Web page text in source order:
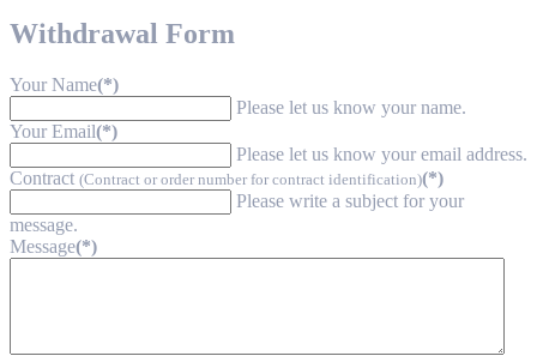
Withdrawal Form
Your Name(*)
Please let us know your name.
Your Email(*)
Please let us know your email address.
Contract (Contract or order number for contract identification)(*)
Please write a subject for your
message.
Message(*)